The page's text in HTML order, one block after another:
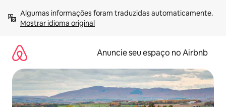
para
Mostrar idioma original
Anuncie seu espaço no Airbnb